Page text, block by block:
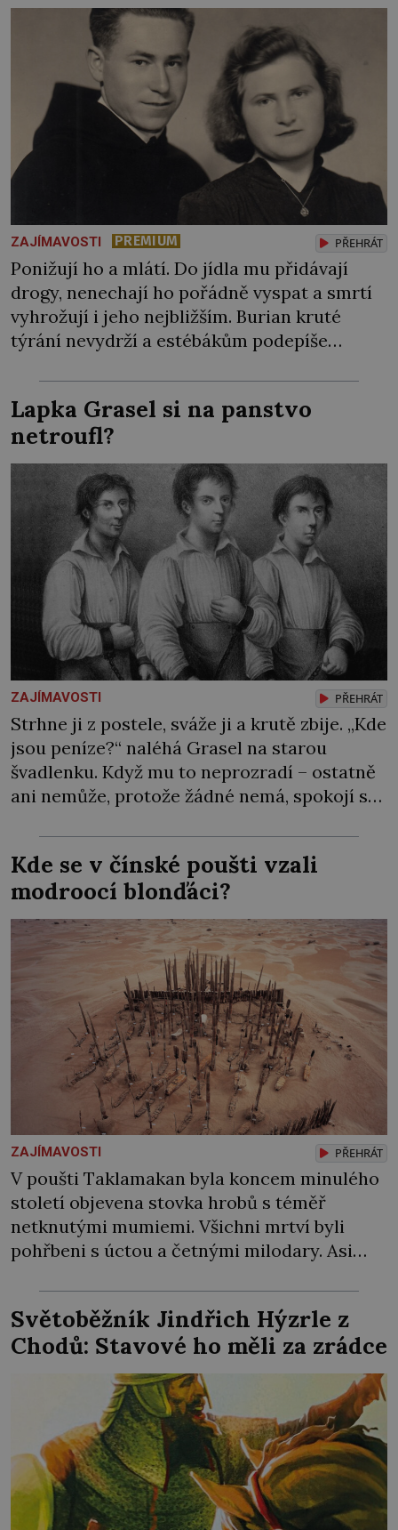
ZAJÍMAVOSTI PREMIUM PŘEHRÁT
Ponižují ho a mlátí. Do jídla mu přidávají
drogy, nenechají ho pořádně vyspat a smrtí
vyhrožují i jeho nejbližším. Burian kruté
týrání nevydrží a estébákům podepíše
jim potvrdí také to, že na něj během výslechů
nikdo nevyvíjel fyzický ani psychický nátlak.
Syn brněnského řezníka chce být knězem a
[…]
Lapka Grasel si na panstvo
netroufl?
ZAJÍMAVOSTI PŘEHRÁT
Strhne ji z postele, sváže ji a krutě zbije. „Kde
jsou peníze?“ naléhá Grasel na starou
švadlenku. Když mu to neprozradí – ostatně
ani nemůže, protože žádné nemá, spokojí se
Zraněná žena pár dní nato umírá. Je to muž
nebývale krutý. Jeho činy budí hrůzu ještě
dlouho po jeho smrti […]
Kde se v čínské poušti vzali
modroocí blonďáci?
ZAJÍMAVOSTI PŘEHRÁT
V poušti Taklamakan byla koncem minulého
století objevena stovka hrobů s téměř
netknutými mumiemi. Všichni mrtví byli
pohřbeni s úctou a četnými milodary. Asi
chlapečka s modrou filcovou čapkou, z níž se
draly blonďaté vlásky. Fakt, že jsou těla
dávných lidí nesmírně dobře zachovalá,
přičítají odborníci zdejším klimatickým
podmínkám. Sucho, prosolené písky a
extrémně […]
Světoběžník Jindřich Hýzrle z
Chodů: Stavové ho měli za zrádce